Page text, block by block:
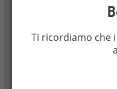
Ti ricordiamo che